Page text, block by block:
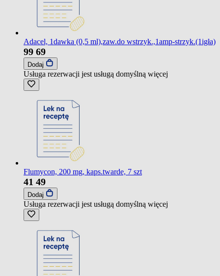
Adacel, 1dawka (0,5 ml),zaw.do wstrzyk.,1amp-strzyk.(1igła)
99 69
Dodaj
Usługa rezerwacji jest usługą domyślną więcej
Flumycon, 200 mg, kaps.twarde, 7 szt
41 49
Dodaj
Usługa rezerwacji jest usługą domyślną więcej